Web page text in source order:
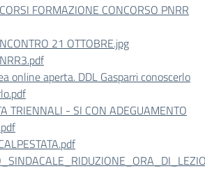
FORMAZIONE CONCORSO PNRR
21 OTTOBRE.jpg
online aperta. DDL Gasparri conoscerlo
TRIENNALI - SI CON ADEGUAMENTO